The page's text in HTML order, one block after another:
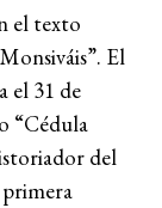
el texto
El
el 31 de
“Cédula
del